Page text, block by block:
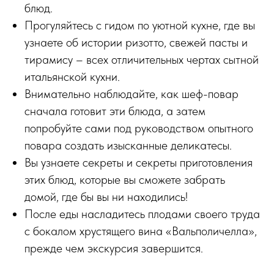
блюд.
Прогуляйтесь с гидом по уютной кухне, где вы
узнаете об истории ризотто, свежей пасты и
тирамису – всех отличительных чертах сытной
итальянской кухни.
Внимательно наблюдайте, как шеф-повар
сначала готовит эти блюда, а затем
попробуйте сами под руководством опытного
повара создать изысканные деликатесы.
Вы узнаете секреты и секреты приготовления
этих блюд, которые вы сможете забрать
домой, где бы вы ни находились!
После еды насладитесь плодами своего труда
с бокалом хрустящего вина «Вальполичелла»,
прежде чем экскурсия завершится.